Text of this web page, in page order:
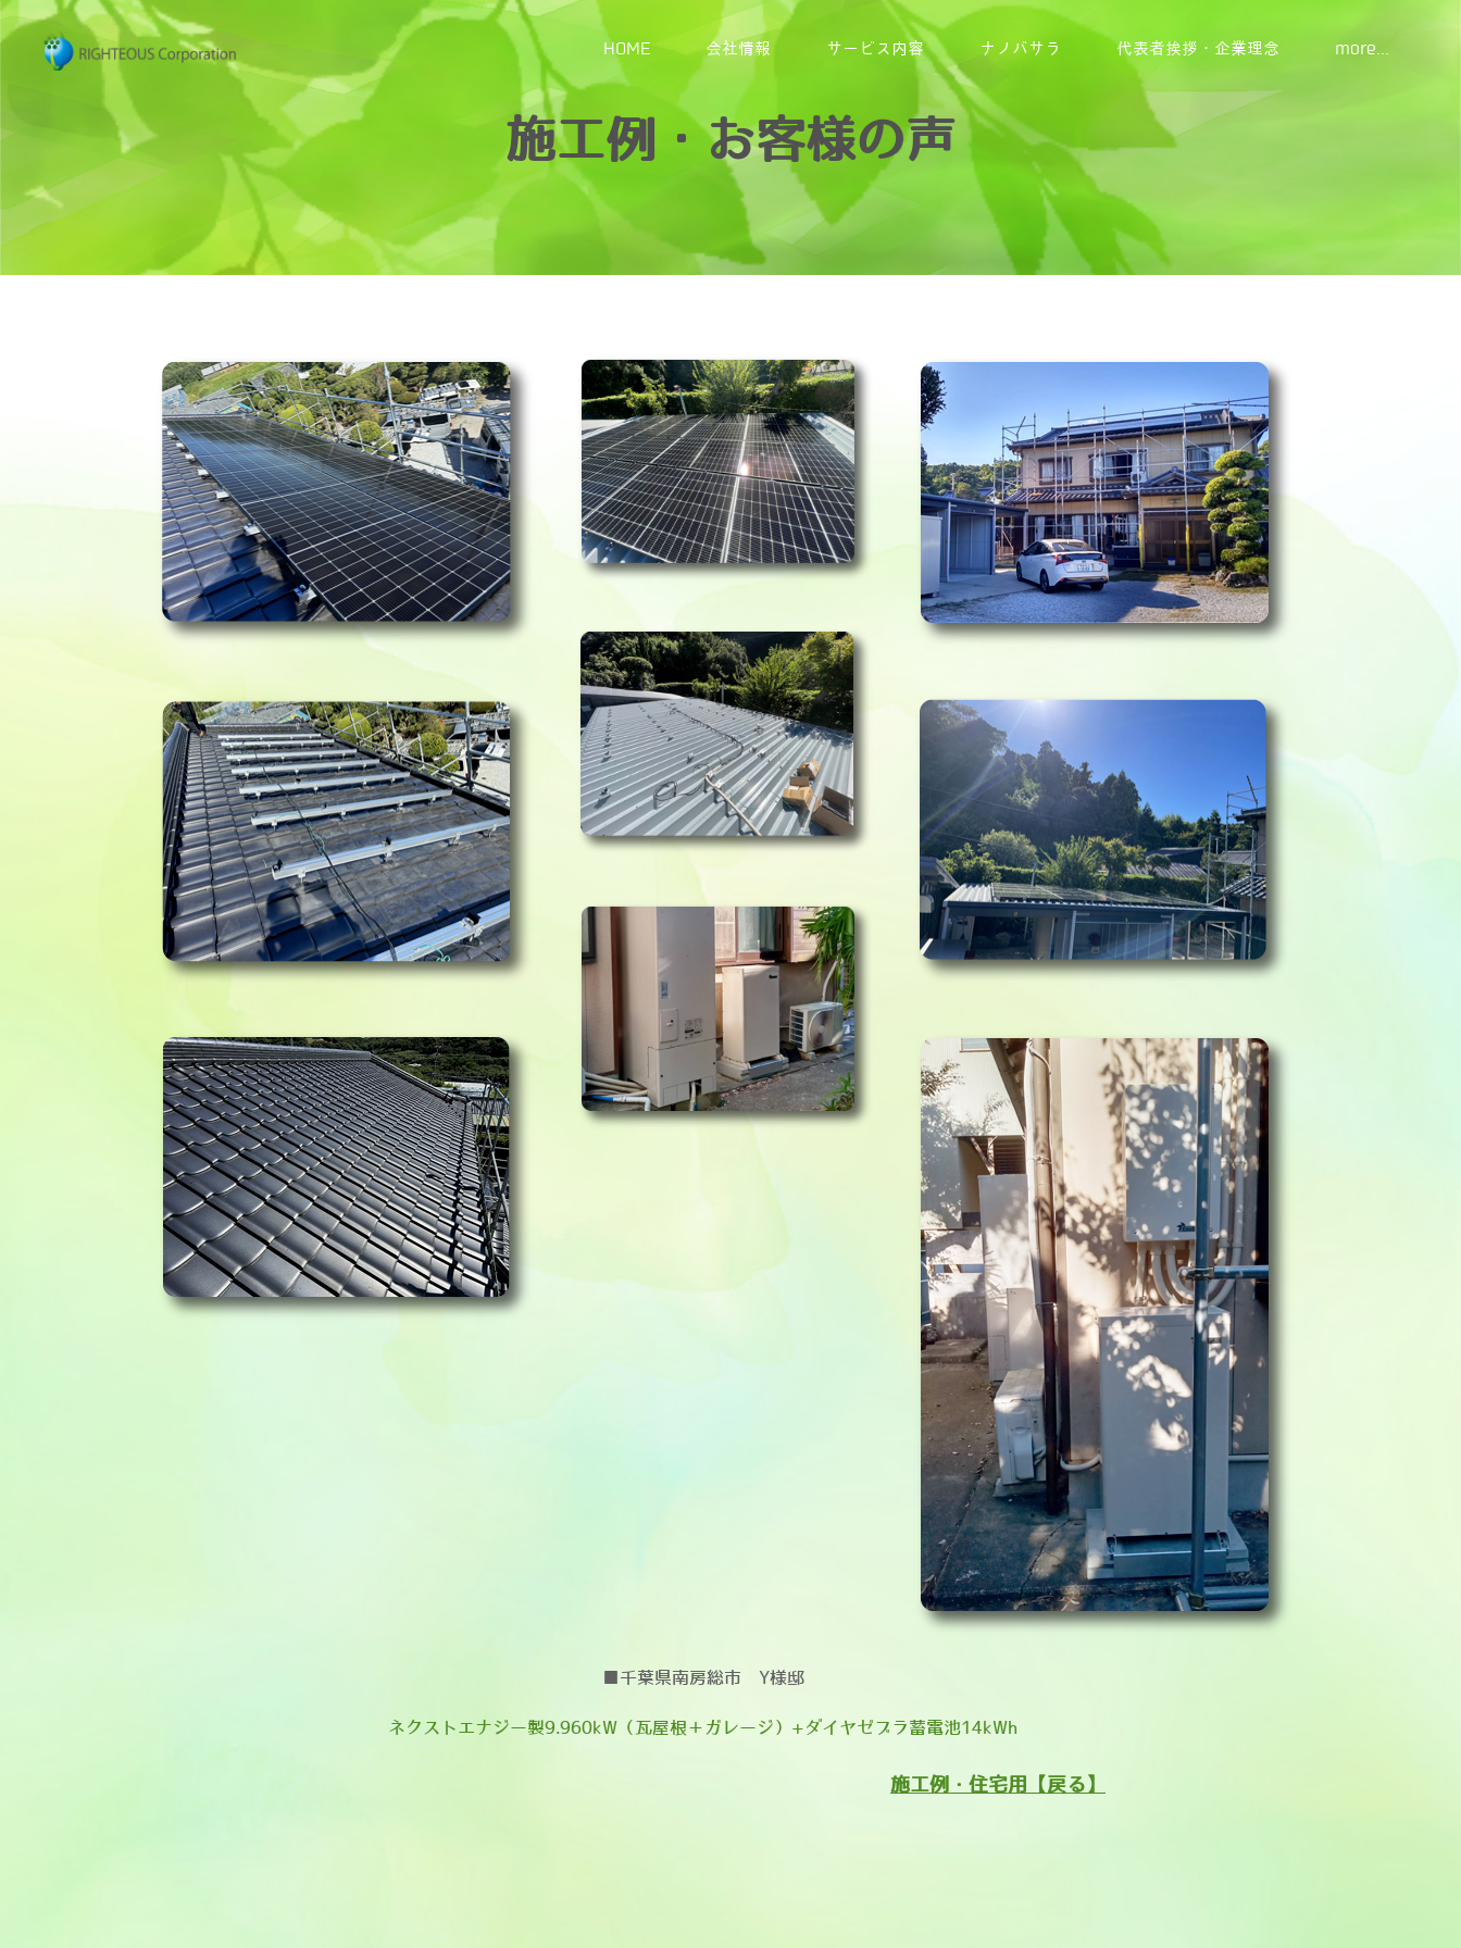
HOME 会社情報 サービス内容 ナノバサラ 代表者挨拶・企業理念 more...
施工例・お客様の声
■千葉県南房総市 Y様邸
ネクストエナジー製9.960kW（瓦屋根＋ガレージ）+ダイヤゼブラ蓄電池14kWh
施工例・住宅用 【戻る】